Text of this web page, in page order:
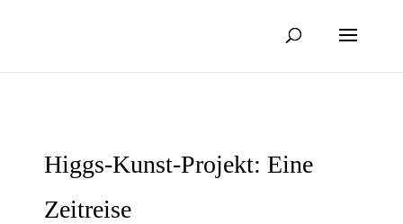
Higgs-Kunst-Projekt: Eine
Zeitreise